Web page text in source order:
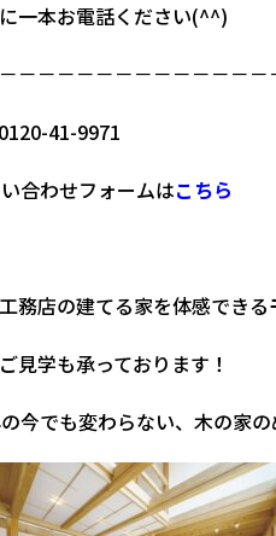
一本お電話ください(^^)
－－－－－－－－－－－－
0120-41-9971
合わせフォームはこちら
務店の建てる家を体感できる
見学も承っております！
今でも変わらない、木の家